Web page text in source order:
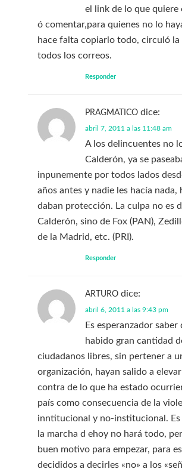
el link de lo que quiere
ó comentar,para quienes no lo
hace falta copiarlo todo, circuló la
todos los correos.
Responder
PRAGMATICO dice:
abril 7, 2011 a las 11:48 am
A los delincuentes no
Calderón, ya se
inpunemente por todos lados
años antes y nadie les hacía nada,
daban protección. La culpa no es
Calderón, sino de Fox (PAN),
de la Madrid, etc. (PRI).
Responder
ARTURO dice:
abril 6, 2011 a las 9:43 pm
Es esperanzador saber
habido gran cantidad
ciudadanos libres, sin pertener a
organización, hayan salido a
contra de lo que ha estado
país como consecuencia de la
inntitucional y no-institucional.
la marcha d ehoy no hará todo,
buen motivo para empezar, para
decididos a decirles «no» a los